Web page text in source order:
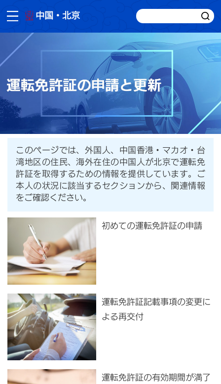
中国・北京
このページでは、外国人、中国香港・マカオ・台
湾地区の住民、海外在住の中国人が北京で運転免
許証を取得するための情報を提供しています。ご
本人の状況に該当するセクションから、関連情報
をご確認ください。
初めての運転免許証の申請
運転免許証記載事項の変更に
よる再交付
運転免許証の有効期間が満了